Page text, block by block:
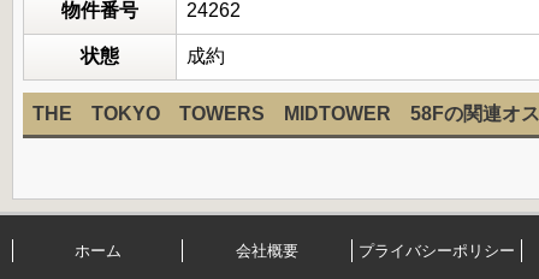
物件番号 24262
状態 成約
THE TOKYO TOWERS MIDTOWER 58Fの関連オス
ホーム 会社概要 プライバシーポリシー